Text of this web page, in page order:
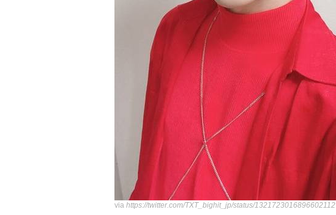
via https://twitter.com/TXT_bighit_jp/status/1321723016896602112